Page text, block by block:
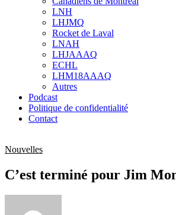
sub
menu
LNH
LHJMQ
Rocket de Laval
LNAH
LHJAAAQ
ECHL
LHM18AAAQ
Autres
Podcast
Politique de confidentialité
Contact
Nouvelles
C’est terminé pour Jim